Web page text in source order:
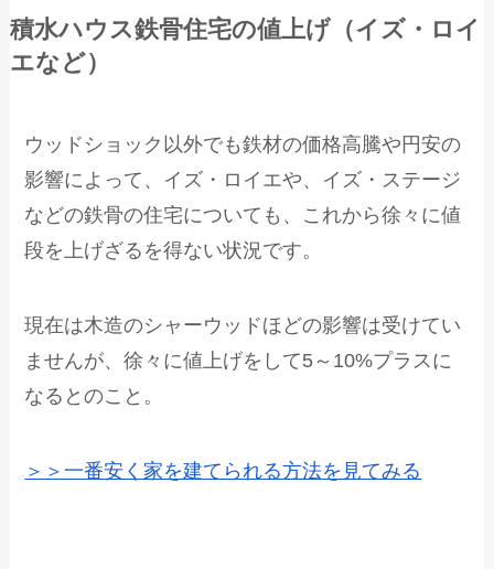
積水ハウス鉄骨住宅の値上げ（イズ・ロイ
エなど）
ウッドショック以外でも鉄材の価格高騰や円安の
影響によって、イズ・ロイエや、イズ・ステージ
などの鉄骨の住宅についても、これから徐々に値
段を上げざるを得ない状況です。
現在は木造のシャーウッドほどの影響は受けてい
ませんが、徐々に値上げをして5～10%プラスに
なるとのこと。
＞＞一番安く家を建てられる方法を見てみる